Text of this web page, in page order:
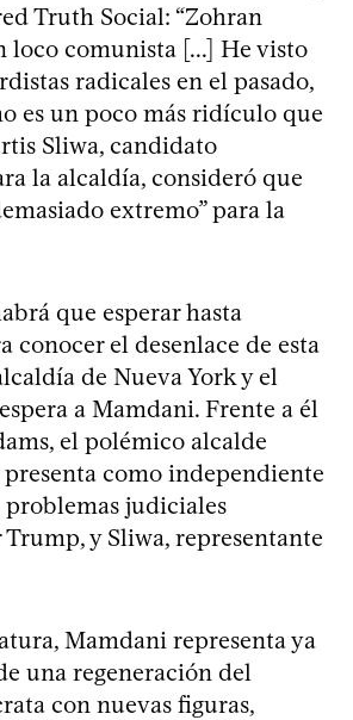
Truth Social: “Zohran
loco comunista [...] He visto
radicales en el pasado,
es un poco más ridículo que
Sliwa, candidato
la alcaldía, consideró que
extremo” para la
que esperar hasta
conocer el desenlace de esta
de Nueva York y el
a Mamdani. Frente a él
el polémico alcalde
presenta como independiente
problemas judiciales
y Sliwa, representante
Mamdani representa ya
una regeneración del
con nuevas figuras,